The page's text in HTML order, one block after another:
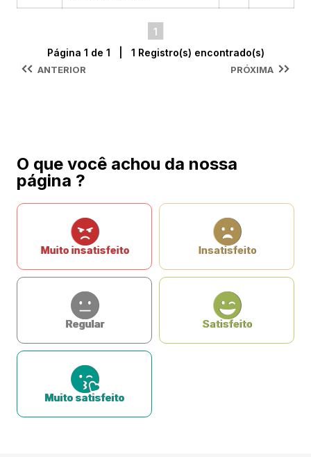
1
ANTERIOR
Página 1 de 1 | 1 Registro(s) encontrado(s)
PRÓXIMA
O que você achou da nossa
página ?
Muito insatisfeito Insatisfeito
Regular Satisfeito
Muito satisfeito